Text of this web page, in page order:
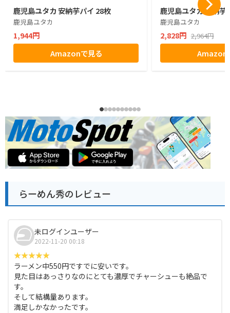
鹿児島ユタカ 安納芋パイ 28枚
鹿児島ユタカ
1,944円
Amazonで見る
鹿児島ユタカ 安納
鹿児島ユタカ
2,828円 2,964円
Amazon
らーめん秀のレビュー
未ログインユーザー
2022-11-20 00:18
ラーメン中550円ですでに安いです。
見た目はあっさりなのにとても濃厚でチャーシューも絶品で
す。
そして結構量あります。
満足しかなかったです。